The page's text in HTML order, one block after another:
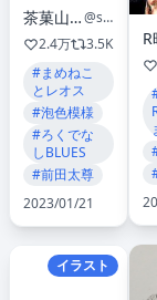
茶菓山しん太☀️第③巻5月10日発売
@sakayama_shinta
2.4万
3.5K
#まめねこ
とレオス
#泡色模様
#ろくでな
しBLUES
#前田太尊
2023/01/21
イラスト